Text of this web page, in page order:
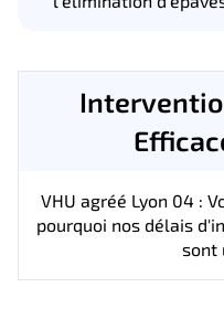
VHU agréé Lyon 04 :
pourquoi nos délais
sont